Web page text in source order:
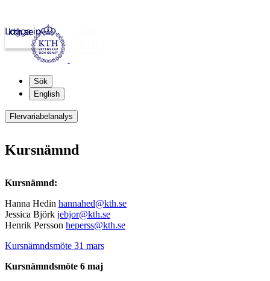
kth.se
Logga in
Sök
English
Flervariabelanalys
Kursnämnd
Kursnämnd:
Hanna Hedin hannahed@kth.se
Jessica Björk jebjor@kth.se
Henrik Persson heperss@kth.se
Kursnämndsmöte 31 mars
Kursnämndsmöte 6 maj